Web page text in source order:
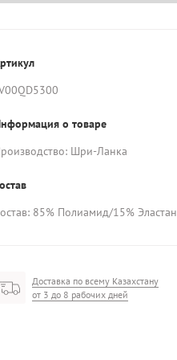
о товаре
Шри-Ланка
85% Полиамид/15% Эластан
Доставка по всему Казахстану
от 3 до 8 рабочих дней